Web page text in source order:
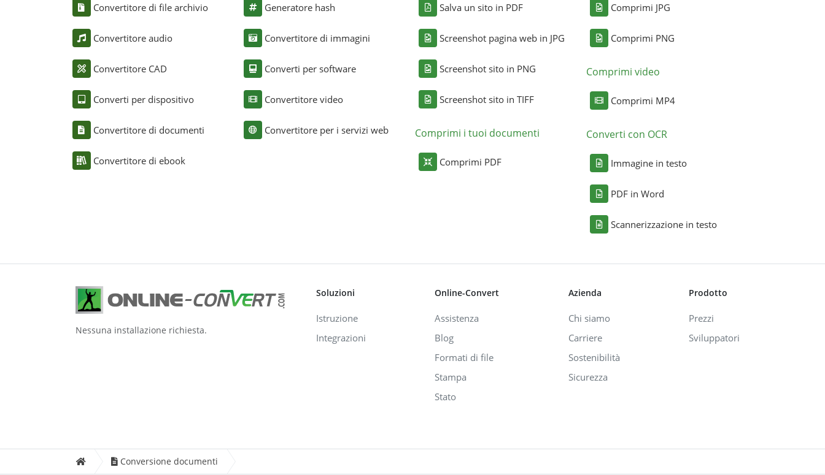
Convertitore di file archivio
Convertitore audio
Convertitore CAD
Converti per dispositivo
Convertitore di documenti
Convertitore di ebook
Generatore hash
Convertitore di immagini
Converti per software
Convertitore video
Convertitore per i servizi web
Salva un sito in PDF
Screenshot pagina web in JPG
Screenshot sito in PNG
Screenshot sito in TIFF
Comprimi i tuoi documenti
Comprimi PDF
Comprimi JPG
Comprimi PNG
Comprimi video
Comprimi MP4
Converti con OCR
Immagine in testo
PDF in Word
Scannerizzazione in testo
Nessuna installazione richiesta.
Soluzioni
Istruzione
Integrazioni
Online-Convert
Assistenza
Blog
Formati di file
Stampa
Stato
Azienda
Chi siamo
Carriere
Sostenibilità
Sicurezza
Prodotto
Prezzi
Sviluppatori
Conversione documenti